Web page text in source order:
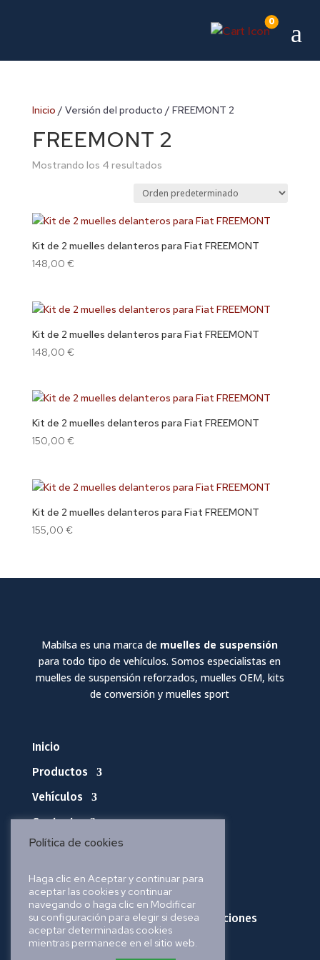
0 a
Inicio / Versión del producto / FREEMONT 2
FREEMONT 2
Mostrando los 4 resultados
Kit de 2 muelles delanteros para Fiat FREEMONT
148,00 €
Kit de 2 muelles delanteros para Fiat FREEMONT
148,00 €
Kit de 2 muelles delanteros para Fiat FREEMONT
150,00 €
Kit de 2 muelles delanteros para Fiat FREEMONT
155,00 €
Mabilsa es una marca de muelles de suspensión
para todo tipo de vehículos. Somos especialistas en
muelles de suspensión reforzados, muelles OEM, kits
de conversión y muelles sport
Inicio
Productos
Vehículos
Contacto
Política de cookies
Política de envíos, pedidos y devoluciones
Aviso legal
Política de cookies
Haga clic en Aceptar y continuar para
aceptar las cookies y continuar
navegando o haga clic en Modificar
su configuración para elegir si desea
aceptar determinadas cookies
mientras permanece en el sitio web.